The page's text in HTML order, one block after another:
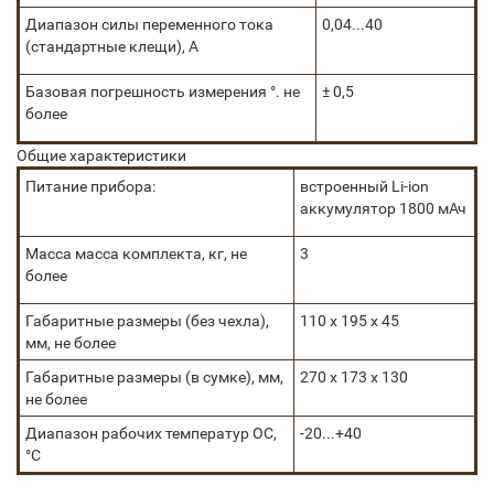
Диапазон силы переменного тока
(стандартные клещи), А
0,04...40
Базовая погрешность измерения °. не
более
± 0,5
Общие характеристики
Питание прибора:
встроенный Li-ion
аккумулятор 1800 мАч
Масса масса комплекта, кг, не
более
3
Габаритные размеры (без чехла),
мм, не более
110 х 195 х 45
Габаритные размеры (в сумке), мм,
не более
270 х 173 х 130
Диапазон рабочих температур ОС,
°С
-20...+40